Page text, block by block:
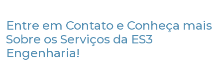
Entre em Contato e Conheça mais
Sobre os Serviços da ES3
Engenharia!